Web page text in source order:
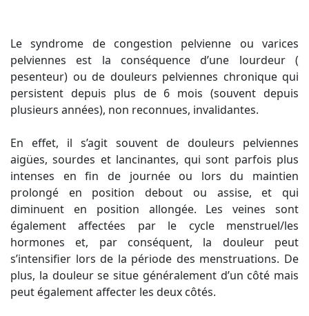
Le syndrome de congestion pelvienne ou varices
pelviennes est la conséquence d’une lourdeur (
pesenteur) ou de douleurs pelviennes chronique qui
persistent depuis plus de 6 mois (souvent depuis
plusieurs années), non reconnues, invalidantes.
En effet, il s’agit souvent de douleurs pelviennes
aigües, sourdes et lancinantes, qui sont parfois plus
intenses en fin de journée ou lors du maintien
prolongé en position debout ou assise, et qui
diminuent en position allongée. Les veines sont
également affectées par le cycle menstruel/les
hormones et, par conséquent, la douleur peut
s’intensifier lors de la période des menstruations. De
plus, la douleur se situe généralement d’un côté mais
peut également affecter les deux côtés.